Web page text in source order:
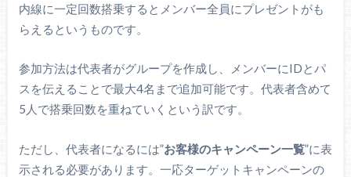
内線に一定回数搭乗するとメンバー全員にプレゼントがも
らえるというものです。
参加方法は代表者がグループを作成し、メンバーにIDとパ
スを伝えることで最大4名まで追加可能です。代表者含めて
5人で搭乗回数を重ねていくという訳です。
ただし、代表者になるには”お客様のキャンペーン一覧”に表
示される必要があります。一応ターゲットキャンペーンの